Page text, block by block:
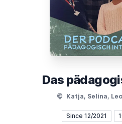
Das
Katja, Selina,
Since 12/2021